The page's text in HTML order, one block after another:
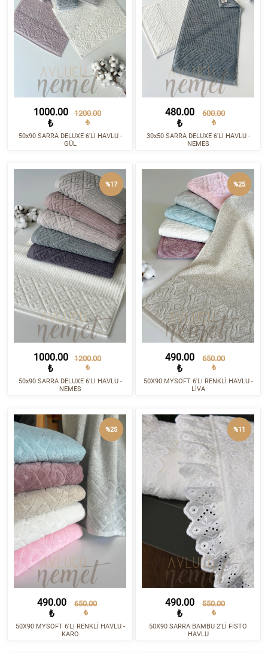
1000.00
₺
1200.00
₺
50x90 SARRA DELUXE 6'LI HAVLU -
GÜL
480.00
₺
600.00
₺
30x50 SARRA DELUXE 6'LI HAVLU -
NEMES
1000.00
₺
1200.00
₺
50x90 SARRA DELUXE 6'LI HAVLU -
NEMES
%17
490.00
₺
650.00
₺
50X90 MYSOFT 6'LI RENKLİ HAVLU -
LİVA
%25
490.00
₺
650.00
₺
50X90 MYSOFT 6'LI RENKLİ HAVLU -
KARO
%25
490.00
₺
550.00
₺
50X90 SARRA BAMBU 2'Lİ FİSTO
HAVLU
%11